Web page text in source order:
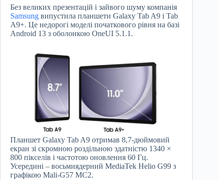
Без великих презентацій і зайвого шуму компанія
Samsung випустила планшети Galaxy Tab A9 і Tab
A9+. Це недорогі моделі початкового рівня на базі
Android 13 з оболонкою OneUI 5.1.1.
Планшет Galaxy Tab A9 отримав 8,7-дюймовий
екран зі скромною роздільною здатністю 1340 ×
800 пікселів і частотою оновлення 60 Гц.
Усередині – восьмиядерний MediaTek Helio G99 з
графікою Mali-G57 MC2.